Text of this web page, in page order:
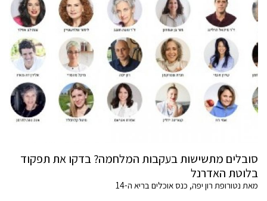
סובלים מתשישות בעקבות המלחמה? בדקו את תפקוד
בלוטת האדרנל
מאת נטורופת רון יפה, כנס אוכלים בריא ה-14